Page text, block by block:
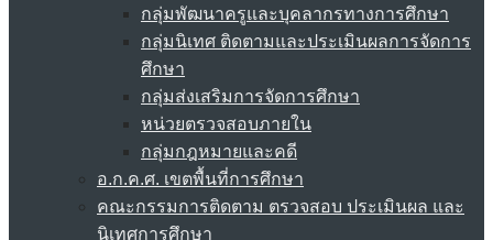
กลุ่มพัฒนาครูและบุคลากรทางการศึกษา
กลุ่มนิเทศ ติดตามและประเมินผลการจัดการ
ศึกษา
กลุ่มส่งเสริมการจัดการศึกษา
หน่วยตรวจสอบภายใน
กลุ่มกฎหมายและคดี
อ.ก.ค.ศ. เขตพื้นที่การศึกษา
คณะกรรมการติดตาม ตรวจสอบ ประเมินผล และ
นิเทศการศึกษา